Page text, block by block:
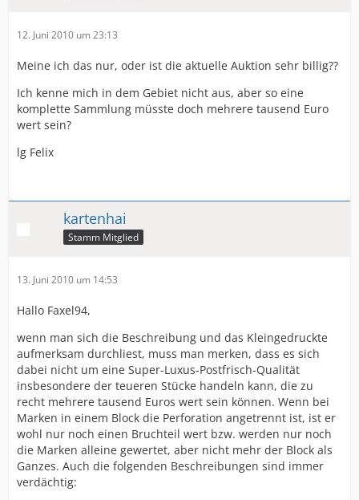
12. Juni 2010 um 23:13
Meine ich das nur, oder ist die aktuelle Auktion sehr billig??
Ich kenne mich in dem Gebiet nicht aus, aber so eine
komplette Sammlung müsste doch mehrere tausend Euro
wert sein?
lg Felix
kartenhai
Stamm Mitglied
13. Juni 2010 um 14:53
Hallo Faxel94,
wenn man sich die Beschreibung und das Kleingedruckte
aufmerksam durchliest, muss man merken, dass es sich
dabei nicht um eine Super-Luxus-Postfrisch-Qualität
insbesondere der teueren Stücke handeln kann, die zu
recht mehrere tausend Euros wert sein können. Wenn bei
Marken in einem Block die Perforation angetrennt ist, ist er
wohl nur noch einen Bruchteil wert bzw. werden nur noch
die Marken alleine gewertet, aber nicht mehr der Block als
Ganzes. Auch die folgenden Beschreibungen sind immer
verdächtig: